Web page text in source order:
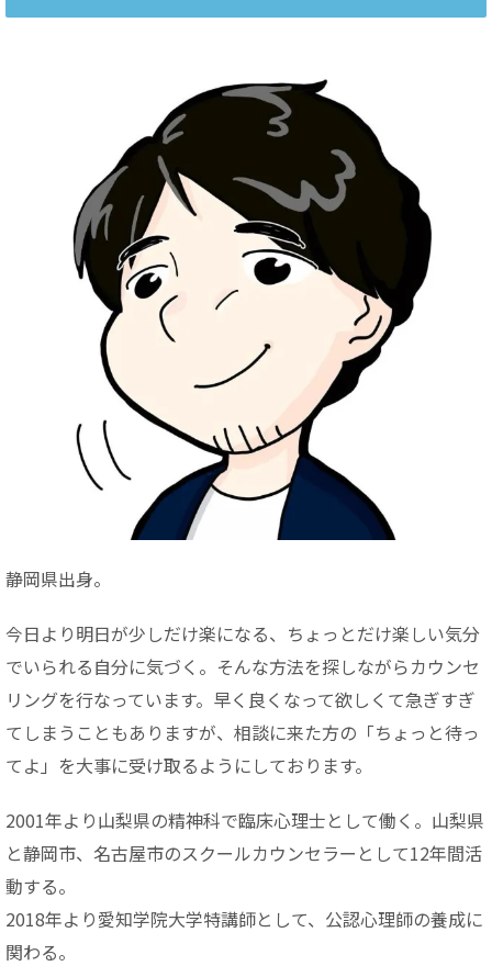
静岡県出身。
今日より明日が少しだけ楽になる、ちょっとだけ楽しい気分
でいられる自分に気づく。そんな方法を探しながらカウンセ
リングを行なっています。早く良くなって欲しくて急ぎすぎ
てしまうこともありますが、相談に来た方の「ちょっと待っ
てよ」を大事に受け取るようにしております。
2001年より山梨県の精神科で臨床心理士として働く。山梨県
と静岡市、名古屋市のスクールカウンセラーとして12年間活
動する。
2018年より愛知学院大学特講師として、公認心理師の養成に
関わる。